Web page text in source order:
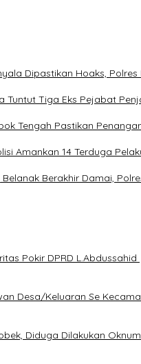
Dipastikan Hoaks,
Tuntut Tiga Eks Pejabat
Tengah Pastikan
Amankan 14 Terduga
Berakhir Damai,
Pokir DPRD L.Abdussahid
Desa/Keluaran Se
Diduga Dilakukan